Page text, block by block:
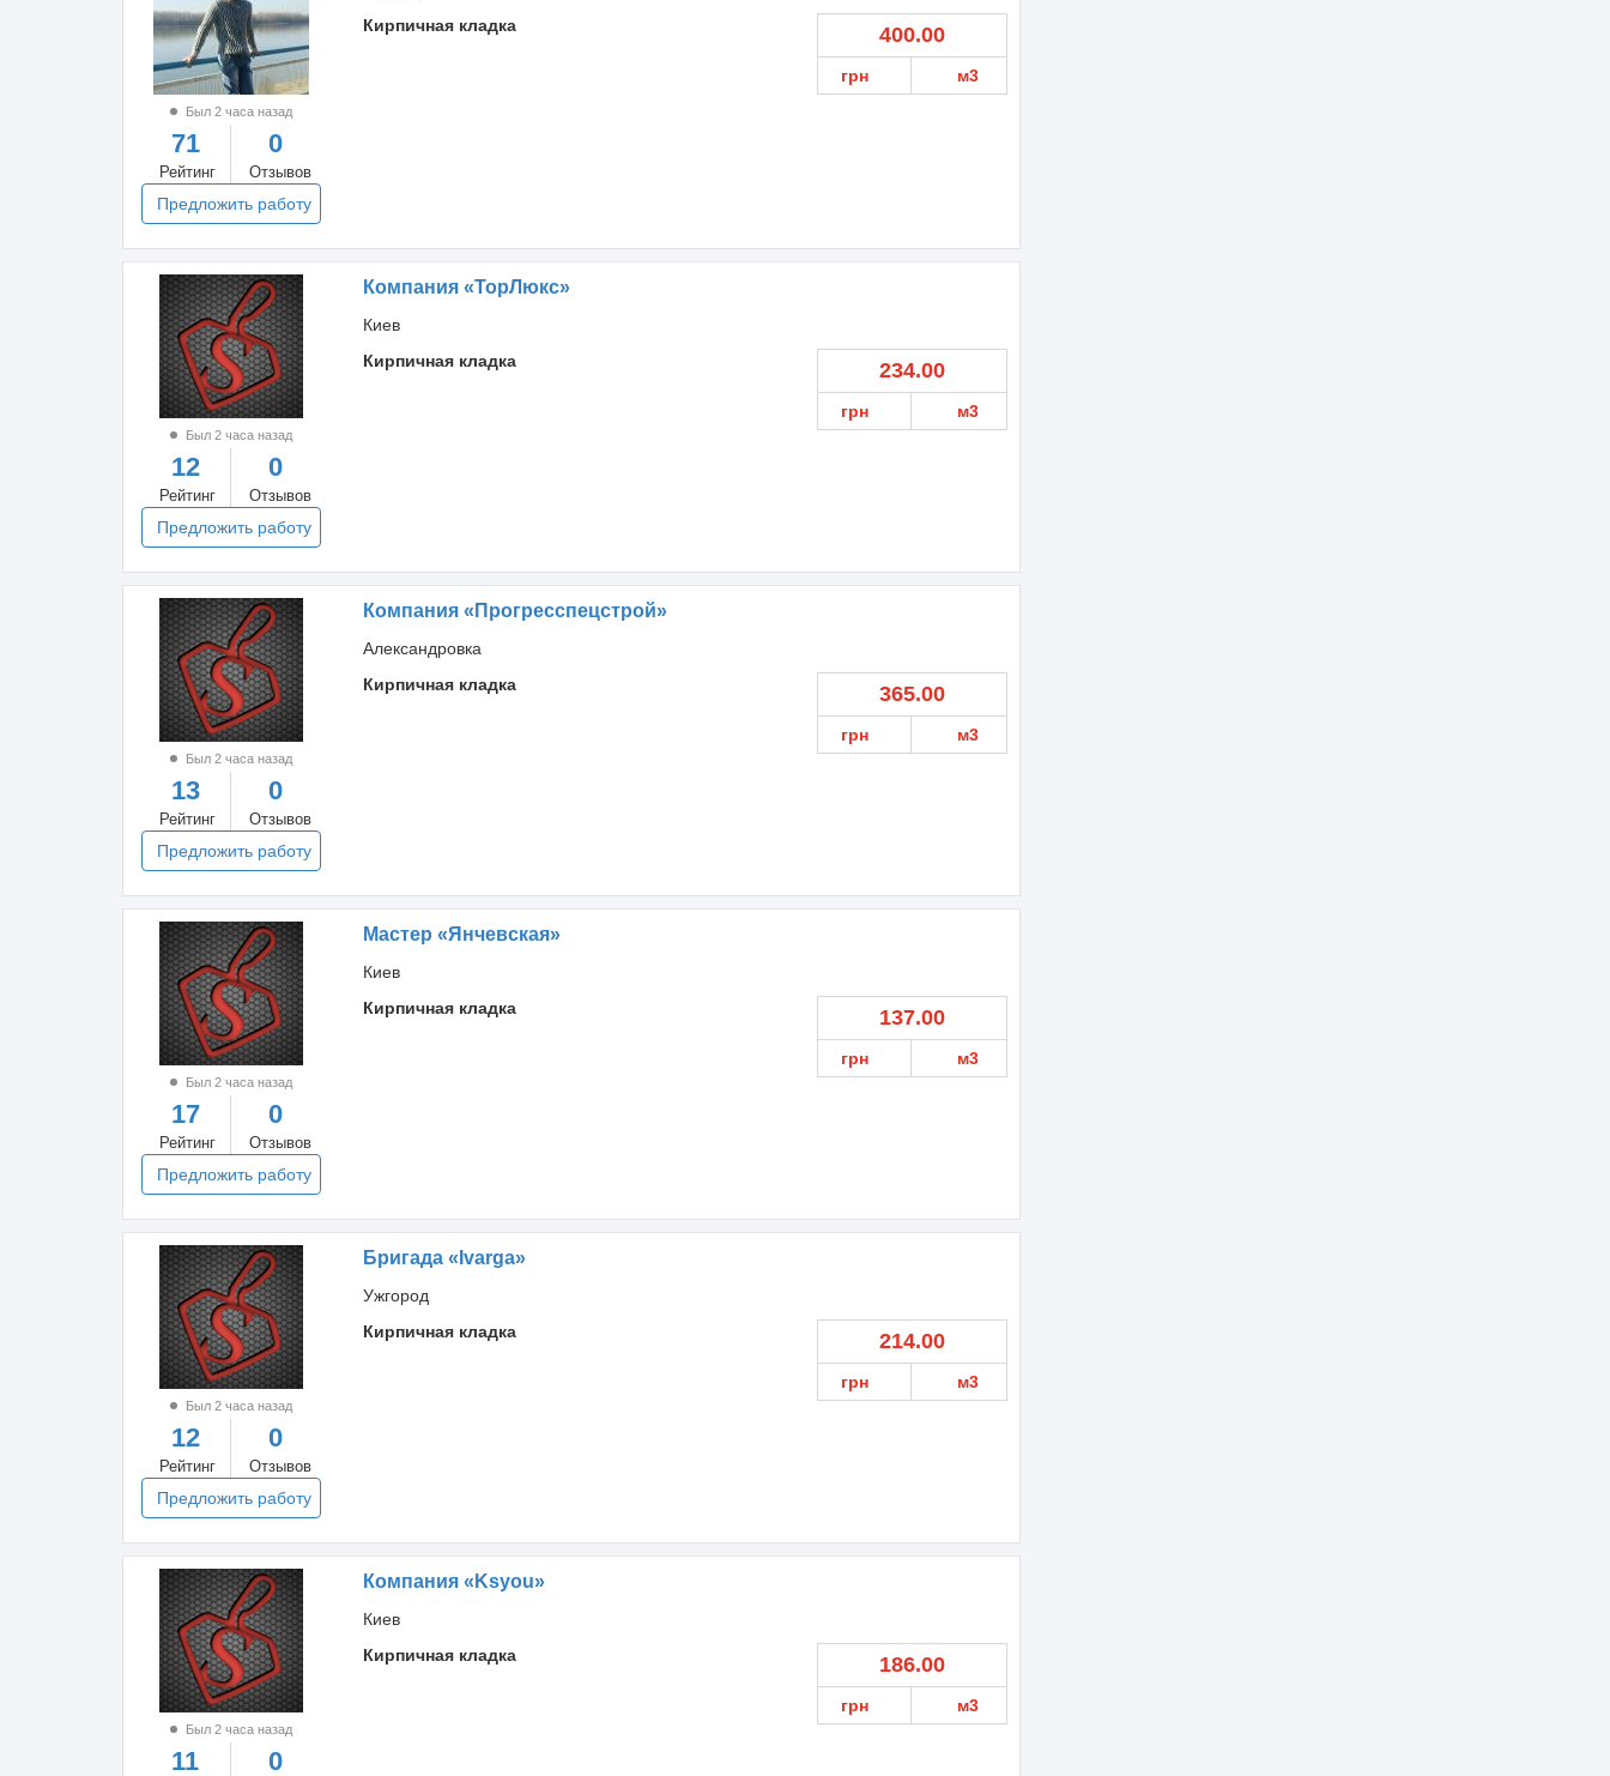
Был 2 часа назад
71
Рейтинг
0
Отзывов
Предложить работу
Кирпичная кладка
400.00
грн м3
Был 2 часа назад
12
Рейтинг
0
Отзывов
Предложить работу
Компания «ТорЛюкс»
Киев
Кирпичная кладка
234.00
грн м3
Был 2 часа назад
13
Рейтинг
0
Отзывов
Предложить работу
Компания «Прогресспецстрой»
Александровка
Кирпичная кладка
365.00
грн м3
Был 2 часа назад
17
Рейтинг
0
Отзывов
Предложить работу
Мастер «Янчевская»
Киев
Кирпичная кладка
137.00
грн м3
Был 2 часа назад
12
Рейтинг
0
Отзывов
Предложить работу
Бригада «Ivarga»
Ужгород
Кирпичная кладка
214.00
грн м3
Был 2 часа назад
11 0
Компания «Ksyou»
Киев
Кирпичная кладка
186.00
грн м3